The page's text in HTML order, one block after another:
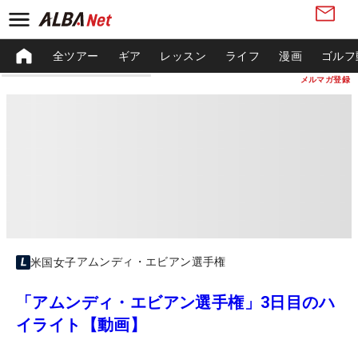
メルマガ登録
全ツアー ギア レッスン ライフ 漫画 ゴル
米国女子アムンディ・エビアン選手権
「アムンディ・エビアン選手権」3日目のハ
イライト【動画】